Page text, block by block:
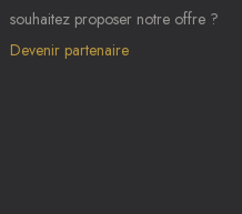
souhaitez proposer notre offre ?
Devenir partenaire